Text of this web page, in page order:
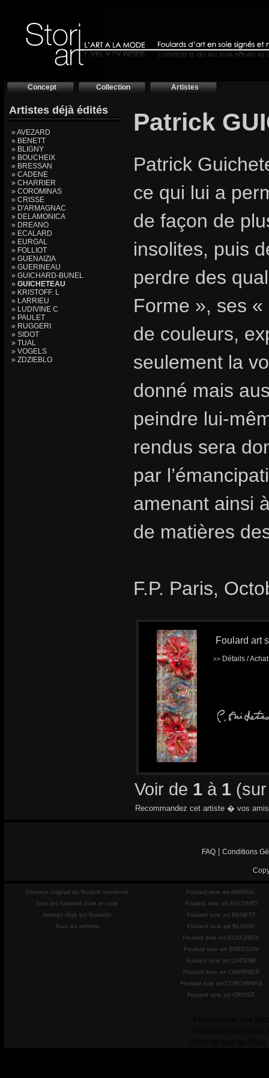
Concept Collection Artistes
Artistes déjà édités
» AVEZARD
» BENETT
» BLIGNY
» BOUCHEIX
» BRESSAN
» CADENE
» CHARRIER
» COROMINAS
» CRISSE
» D'ARMAGNAC
» DELAMONICA
» DREANO
» ECALARD
» EURGAL
» FOLLIOT
» GUENAIZIA
» GUERINEAU
» GUICHARD-BUNEL
» GUICHETEAU
» KRISTOFF. L
» LARRIEU
» LUDIVINE C
» PAULET
» RUGGERI
» SIDOT
» TUAL
» VOGELS
» ZDZIEBLO
Patrick
Patrick
ce qui lui a
de façon de
insolites, puis
perdre des
Forme », ses «
de couleurs,
seulement la
donné mais
peindre lui-
rendus sera
par
amenant ainsi
de matières
F.P. Paris,
Foulard art
>> Détails /
Voir de 1 à 1
Recommandez cet artiste � vos
FAQ Conditions
Concept original du foulard numéroté
Tous les foulards d'art en soie
Artistes déjà sur foulards
Tous les artistes
Foulard soie art AMARAL
Foulard soie art AVEZARD
Foulard soie art BENETT
Foulard soie art BLIGNY
Foulard soie art BOUCHEIX
Foulard soie art BRESSAN
Foulard soie art CADENE
Foulard soie art CHARRIER
Foulard soie art COROMINAS
Foulard soie art CRISSE